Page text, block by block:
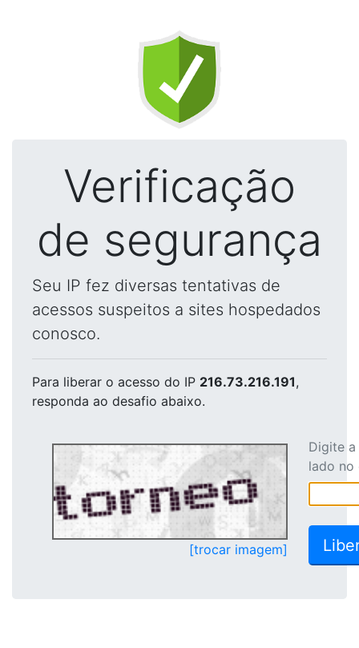
Verificação
de segurança
Seu IP fez diversas tentativas de
acessos suspeitos a sites hospedados
conosco.
Para liberar o acesso do IP 216.73.216.191,
responda ao desafio abaixo.
[trocar imagem]
Digite
lado no